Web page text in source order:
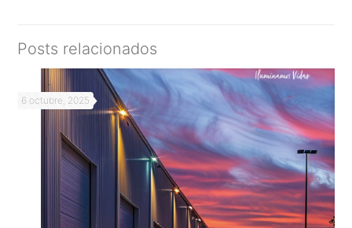
Posts relacionados
6 octubre, 2025